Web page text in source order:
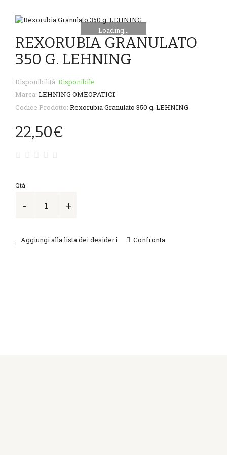
Loading...
REXORUBIA GRANULATO
350 G. LEHNING
Disponibilità: Disponibile
Marca: LEHNING OMEOPATICI
Codice Prodotto: Rexorubia Granulato 350 g. LEHNING
22,50€
Qtà
Aggiungi alla lista dei desideri Confronta